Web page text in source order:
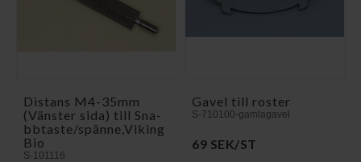
Distans M4-35mm
(Vänster sida) till S­n­a­
b­b­t­a­s­t­e­/­s­p­ä­n­n­e­,­V­i­k­i­n­g
Bio
S-101116
Gavel till roster
S-710100-gamlagavel
69 SEK/ST